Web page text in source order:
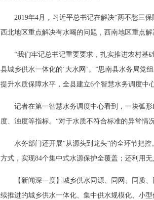
2019年4月，习近平总书记在解决“两不愁三
西北地区重点解决有水喝的问题，西南地区重点
“我们牢记总书记重要要求，扎实推进农村基
县城乡供水一体化的‘大水网’。”思南县水务局党
提升水质保障水平，全县建立6个智慧水务调度中
记者在第一智慧水务调度中心看到，一块弧
度、浊度等指标。“对于水质不符合标准的异常情
水务部门还开展“从源头到龙头”的全环节把
方式，实现84个集中式水源保护全覆盖；还利用
【新闻深一度】城乡供水同源、同网、同质
续推进的城乡供水一体化、集中供水规模化、小